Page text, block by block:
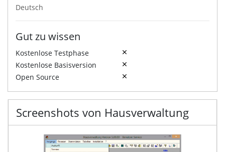
Deutsch
Gut zu wissen
Kostenlose Testphase
Kostenlose Basisversion
Open Source
Screenshots von Hausverwaltung